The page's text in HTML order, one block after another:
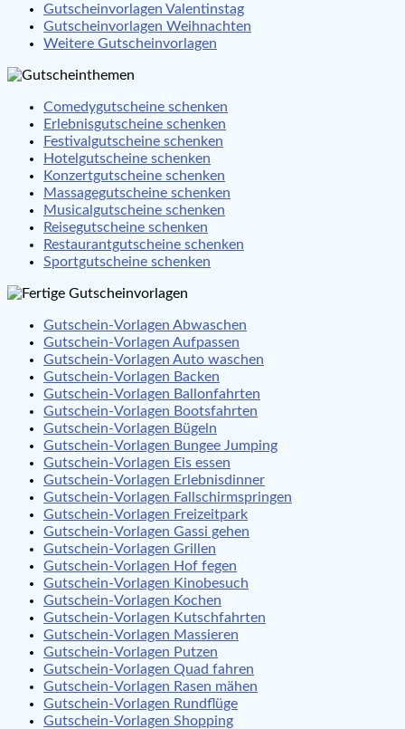
Gutscheinvorlagen Valentinstag
Gutscheinvorlagen Weihnachten
Weitere Gutscheinvorlagen
Comedygutscheine schenken
Erlebnisgutscheine schenken
Festivalgutscheine schenken
Hotelgutscheine schenken
Konzertgutscheine schenken
Massagegutscheine schenken
Musicalgutscheine schenken
Reisegutscheine schenken
Restaurantgutscheine schenken
Sportgutscheine schenken
Gutschein-Vorlagen Abwaschen
Gutschein-Vorlagen Aufpassen
Gutschein-Vorlagen Auto waschen
Gutschein-Vorlagen Backen
Gutschein-Vorlagen Ballonfahrten
Gutschein-Vorlagen Bootsfahrten
Gutschein-Vorlagen Bügeln
Gutschein-Vorlagen Bungee Jumping
Gutschein-Vorlagen Eis essen
Gutschein-Vorlagen Erlebnisdinner
Gutschein-Vorlagen Fallschirmspringen
Gutschein-Vorlagen Freizeitpark
Gutschein-Vorlagen Gassi gehen
Gutschein-Vorlagen Grillen
Gutschein-Vorlagen Hof fegen
Gutschein-Vorlagen Kinobesuch
Gutschein-Vorlagen Kochen
Gutschein-Vorlagen Kutschfahrten
Gutschein-Vorlagen Massieren
Gutschein-Vorlagen Putzen
Gutschein-Vorlagen Quad fahren
Gutschein-Vorlagen Rasen mähen
Gutschein-Vorlagen Rundflüge
Gutschein-Vorlagen Shopping